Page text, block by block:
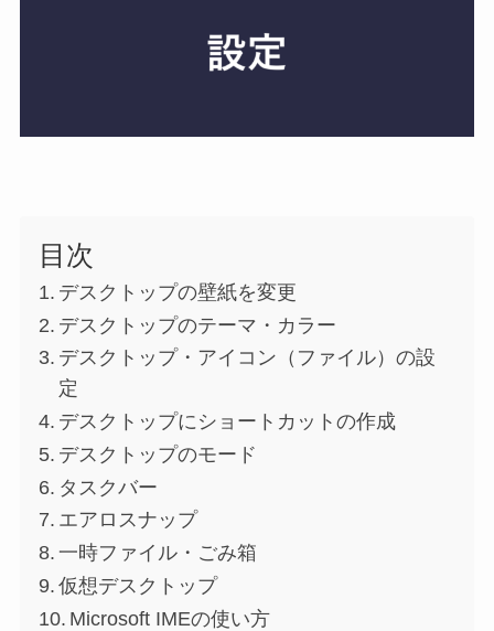
目次
デスクトップの壁紙を変更
デスクトップのテーマ・カラー
デスクトップ・アイコン（ファイル）の設
定
デスクトップにショートカットの作成
デスクトップのモード
タスクバー
エアロスナップ
一時ファイル・ごみ箱
仮想デスクトップ
Microsoft IMEの使い方